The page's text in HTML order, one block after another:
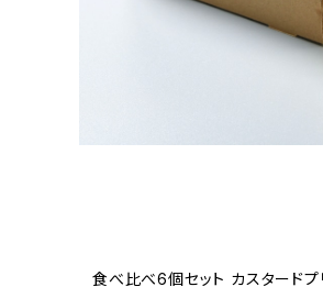
食べ比べ6個セット カスタードプ